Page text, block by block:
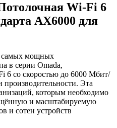
Wi-Fi 6
AX6000 для
самых мощных
в серии Omada,
6 со скоростью до 6000 Мбит/
Эта
которым необходимо
и масштабируемую
и сотен устройств